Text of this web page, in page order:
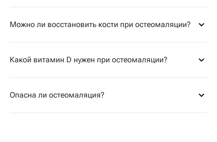
Можно ли восстановить кости при остеомаляции?
Какой витамин D нужен при остеомаляции?
Опасна ли остеомаляция?